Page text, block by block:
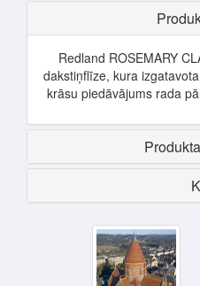
Redland ROSEMARY
dakstiņflīze, kura
krāsu piedāvājums rada